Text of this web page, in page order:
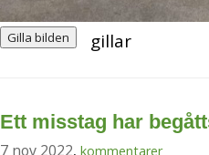
Gilla bilden gillar
Ett misstag har
7 nov 2022, kommentarer